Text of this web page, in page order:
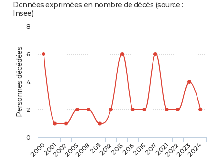
Personnes décédées
Données exprimées en nombre de décès (source :
Insee)
200020012002200520082011201220132015201620172021202220232024
0
2
4
6
8